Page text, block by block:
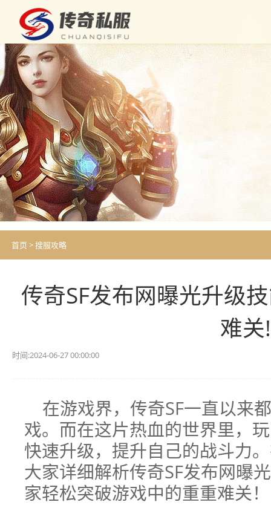
首页 >搜服攻略
传奇SF发布网曝光升级
难关!
时间:2024-06-27 00:00:00
在游戏界，传奇SF一直以来
戏。而在这片热血的世界里，
快速升级，提升自己的战斗力
大家详细解析传奇SF发布网曝
家轻松突破游戏中的重重难关！